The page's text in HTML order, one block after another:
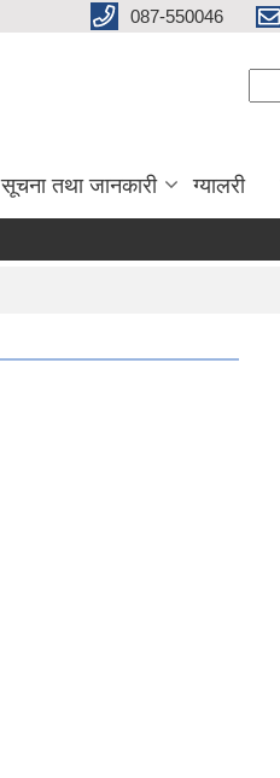
087-550046
सूचना तथा जानकारी ग्यालरी